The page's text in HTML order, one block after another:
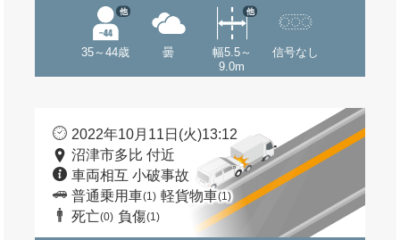
35～44歳
他
曇
幅5.5～
9.0m
他
信号なし
2022年10月11日(火)13:12
沼津市多比 付近
車両相互 小破事故
普通乗用車(1) 軽貨物車(1)
死亡(0) 負傷(1)